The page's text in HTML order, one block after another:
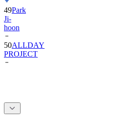
49Park
Ji-
hoon
50ALLDAY
PROJECT